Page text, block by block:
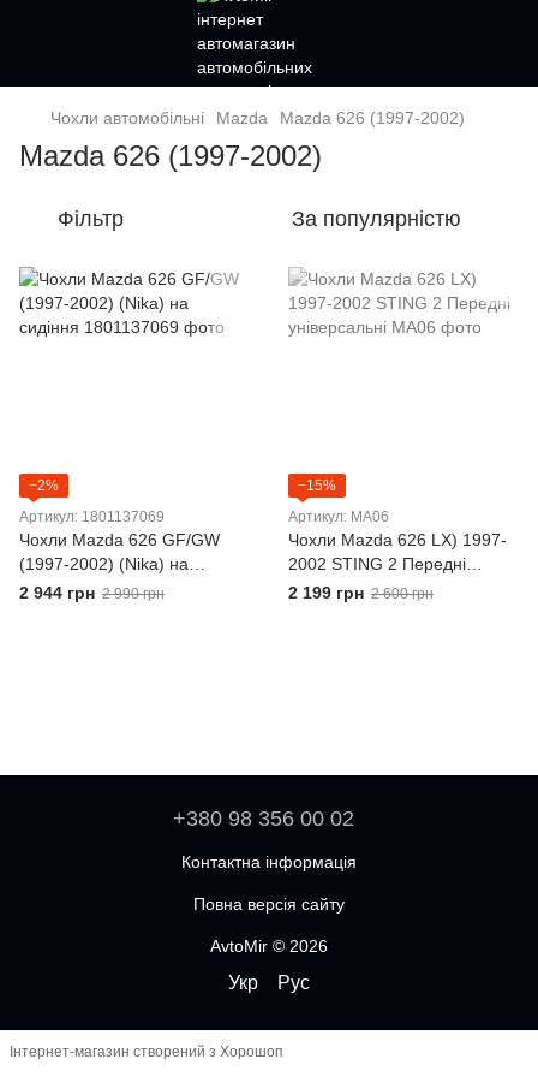
Чохли автомобільні Mazda Mazda 626 (1997-2002)
Mazda 626 (1997-2002)
Фільтр За популярністю
−2%
Артикул: 1801137069
Чохли Mazda 626 GF/GW
(1997-2002) (Nika) на
сидіння
2 944 грн 2 990 грн
−15%
Артикул: MA06
Чохли Mazda 626 LX) 1997-
2002 STING 2 Передні
універсальні
2 199 грн 2 600 грн
+380 98 356 00 02
Контактна інформація
Повна версія сайту
AvtoMir © 2026
Укр Рус
Інтернет-магазин створений з Хорошоп